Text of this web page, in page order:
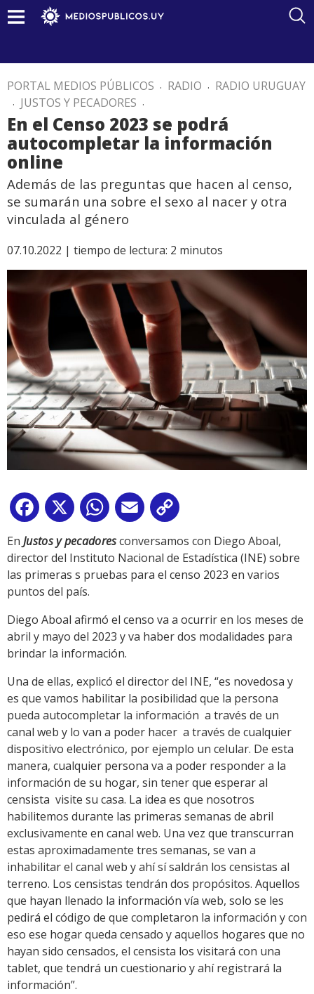
PORTAL MEDIOS PÚBLICOS . RADIO . RADIO URUGUAY
. JUSTOS Y PECADORES .
En el Censo 2023 se podrá
autocompletar la información
online
Además de las preguntas que hacen al censo,
se sumarán una sobre el sexo al nacer y otra
vinculada al género
07.10.2022 | tiempo de lectura: 2 minutos
Facebook
X WhatsApp
Email
Link
En Justos y pecadoresconversamos con Diego Aboal,
director del Instituto Nacional de Estadística (INE) sobre
las primeras s pruebas para el censo 2023 en varios
puntos del país.
Diego Aboal afirmó el censo va a ocurrir en los meses de
abril y mayo del 2023 y va haber dos modalidades para
brindar la información.
Una de ellas, explicó el director del INE, “es novedosa y
es que vamos habilitar la posibilidad que la persona
pueda autocompletar la información a través de un
canal web y lo van a poder hacer a través de cualquier
dispositivo electrónico, por ejemplo un celular. De esta
manera, cualquier persona va a poder responder a la
información de su hogar, sin tener que esperar al
censista visite su casa. La idea es que nosotros
habilitemos durante las primeras semanas de abril
exclusivamente en canal web. Una vez que transcurran
estas aproximadamente tres semanas, se van a
inhabilitar el canal web y ahí sí saldrán los censistas al
terreno. Los censistas tendrán dos propósitos. Aquellos
que hayan llenado la información vía web, solo se les
pedirá el código de que completaron la información y con
eso ese hogar queda censado y aquellos hogares que no
hayan sido censados, el censista los visitará con una
tablet, que tendrá un cuestionario y ahí registrará la
información”.